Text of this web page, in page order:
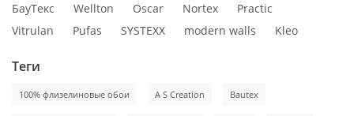
БауТекс Wellton Oscar Nortex
Practic
Vitrulan
Pufas SYSTEXX modern walls Kleo
Теги
100% флизелиновые обои A S Creation Bautex